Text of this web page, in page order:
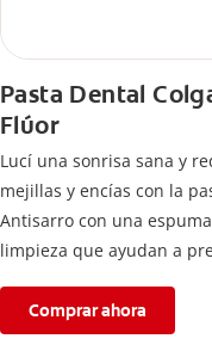
Pasta Dental
Flúor
Lucí una sonrisa sana y
mejillas y encías con la
Antisarro con una
limpieza que ayudan a
Comprar ahora